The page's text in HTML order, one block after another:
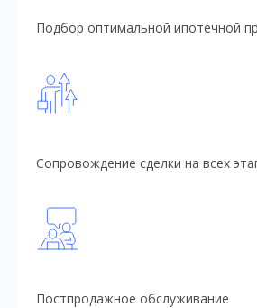
Подбор оптимальной ипотечной
Сопровождение сделки на всех
Постпродажное обслуживание